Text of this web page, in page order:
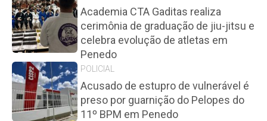
Academia CTA Gaditas realiza
cerimônia de graduação de jiu-jitsu e
celebra evolução de atletas em
Penedo
POLICIAL
Acusado de estupro de vulnerável é
preso por guarnição do Pelopes do
11º BPM em Penedo